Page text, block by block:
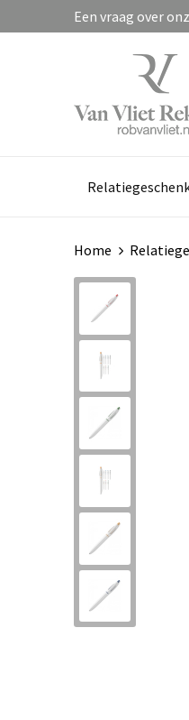
Een vraag over
Home